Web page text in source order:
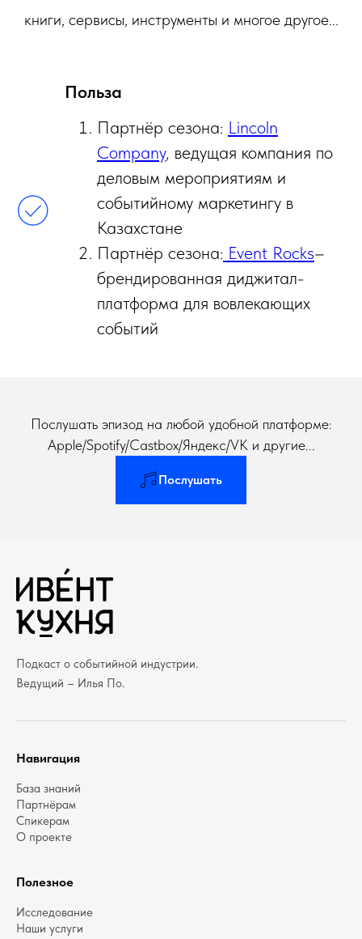
книги, сервисы, инструменты и многое другое...
Польза
Партнёр сезона: Lincoln
Company, ведущая компания по
деловым мероприятиям и
событийному маркетингу в
Казахстане
Партнёр сезона: Event Rocks–
брендированная диджитал-
платформа для вовлекающих
событий
Послушать эпизод на любой удобной платформе:
Apple/Spotify/Castbox/Яндекс/VK и другие...
Послушать
Подкаст о событийной индустрии.
Ведущий – Илья По.
Навигация
База знаний
Партнёрам
Спикерам
О проекте
Полезное
Исследование
Наши услуги